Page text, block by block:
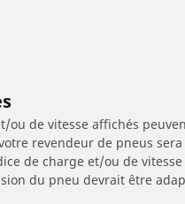
ou de vitesse affichés
revendeur de pneus
de charge et/ou de
du pneu devrait être